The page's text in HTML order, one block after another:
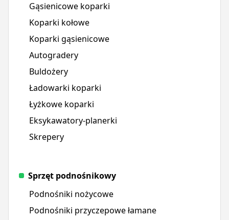
Gąsienicowe koparki
Koparki kołowe
Koparki gąsienicowe
Autogradery
Buldożery
Ładowarki koparki
Łyżkowe koparki
Eksykawatory-planerki
Skrepery
Sprzęt podnośnikowy
Podnośniki nożycowe
Podnośniki przyczepowe łamane